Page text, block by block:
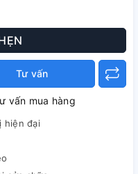
Tư vấn
vấn mua hàng
hiện đại